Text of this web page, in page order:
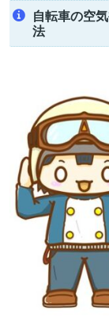
自転車の空
法